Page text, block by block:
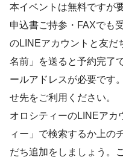
本イベントは無料ですが
申込書ご持参・FAXでも
のLINEアカウントと友だ
名前」を送ると予約完了
ールアドレスが必要です
せ先をご利用ください。
オロシティーのLINEアカ
ィー」で検索するか上の
だち追加をしましょう。